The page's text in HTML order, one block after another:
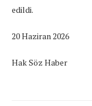
edildi.
20 Haziran 2026
Hak Söz Haber